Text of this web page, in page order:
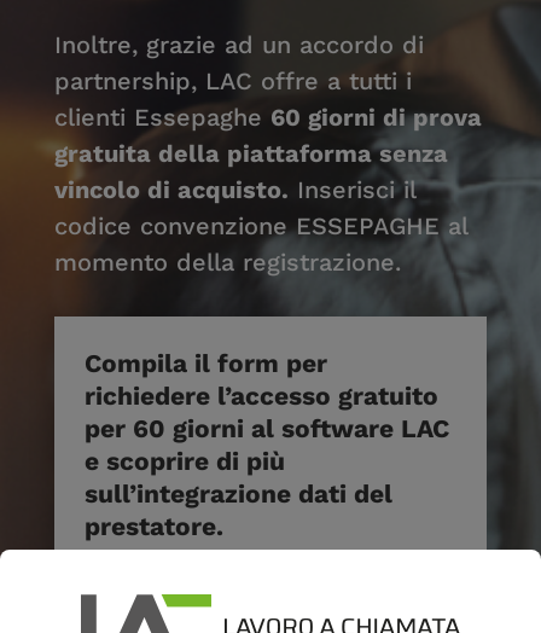
Inoltre, grazie ad un accordo di
partnership, LAC offre a tutti i
clienti Essepaghe 60 giorni di prova
gratuita della piattaforma senza
vincolo di acquisto. Inserisci il
codice convenzione ESSEPAGHE al
momento della registrazione.
Compila il form per
richiedere l’accesso gratuito
per 60 giorni al software LAC
e scoprire di più
sull’integrazione dati del
prestatore.